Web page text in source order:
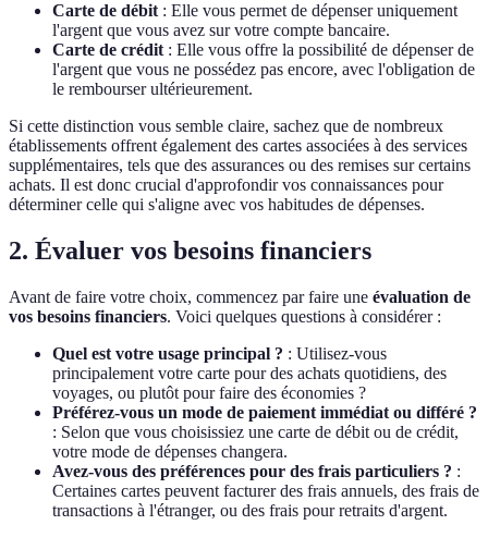
Carte de débit : Elle vous permet de dépenser uniquement
l'argent que vous avez sur votre compte bancaire.
Carte de crédit : Elle vous offre la possibilité de dépenser de
l'argent que vous ne possédez pas encore, avec l'obligation de
le rembourser ultérieurement.
Si cette distinction vous semble claire, sachez que de nombreux
établissements offrent également des cartes associées à des services
supplémentaires, tels que des assurances ou des remises sur certains
achats. Il est donc crucial d'approfondir vos connaissances pour
déterminer celle qui s'aligne avec vos habitudes de dépenses.
2. Évaluer vos besoins financiers
Avant de faire votre choix, commencez par faire une évaluation de
vos besoins financiers. Voici quelques questions à considérer :
Quel est votre usage principal ? : Utilisez-vous
principalement votre carte pour des achats quotidiens, des
voyages, ou plutôt pour faire des économies ?
Préférez-vous un mode de paiement immédiat ou différé ?
: Selon que vous choisissiez une carte de débit ou de crédit,
votre mode de dépenses changera.
Avez-vous des préférences pour des frais particuliers ? :
Certaines cartes peuvent facturer des frais annuels, des frais de
transactions à l'étranger, ou des frais pour retraits d'argent.